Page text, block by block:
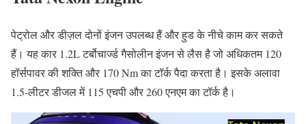
पेट्रोल और डीज़ल दोनों इंजन उपलब्ध हैं और हुड के नीचे काम कर सकते
हैं। यह कार 1.2L टर्बोचार्ज्ड गैसोलीन इंजन से लैस है जो अधिकतम 120
हॉर्सपावर की शक्ति और 170 Nm का टॉर्क पैदा करता है। इसके अलावा
1.5-लीटर डीजल में 115 एचपी और 260 एनएम का टॉर्क है।